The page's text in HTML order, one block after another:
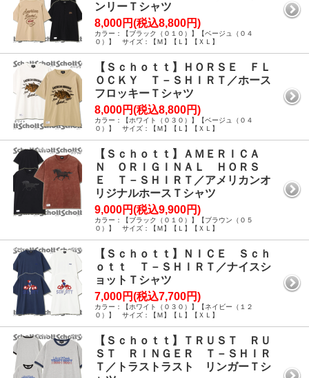
ンリーＴシャツ
8,000円(税込8,800円)
カラー：【ブラック（０１０）】【ベージュ（０４
０）】 サイズ：【Ｍ】【Ｌ】【ＸＬ】
【Ｓｃｈｏｔｔ】ＨＯＲＳＥ ＦＬ
ＯＣＫＹ Ｔ－ＳＨＩＲＴ／ホース
フロッキーＴシャツ
8,000円(税込8,800円)
カラー：【ホワイト（０３０）】【ベージュ（０４
０）】 サイズ：【Ｍ】【Ｌ】【ＸＬ】
【Ｓｃｈｏｔｔ】ＡＭＥＲＩＣＡ
Ｎ ＯＲＩＧＩＮＡＬ ＨＯＲＳ
Ｅ Ｔ－ＳＨＩＲＴ／アメリカンオ
リジナルホースＴシャツ
9,000円(税込9,900円)
カラー：【ブラック（０１０）】【ブラウン（０５
０）】 サイズ：【Ｍ】【Ｌ】【ＸＬ】
【Ｓｃｈｏｔｔ】ＮＩＣＥ Ｓｃｈ
ｏｔｔ Ｔ－ＳＨＩＲＴ／ナイスシ
ョットＴシャツ
7,000円(税込7,700円)
カラー：【ホワイト（０３０）】【ネイビー（１２
０）】 サイズ：【Ｍ】【Ｌ】【ＸＬ】
【Ｓｃｈｏｔｔ】ＴＲＵＳＴ ＲＵ
ＳＴ ＲＩＮＧＥＲ Ｔ－ＳＨＩＲ
Ｔ／トラストラスト リンガーＴシ